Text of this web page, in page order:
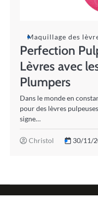
Maquillage des
Perfection
Lèvres avec
Plumpers
Dans le monde en
pour des lèvres
signe…
Christol 30/11/